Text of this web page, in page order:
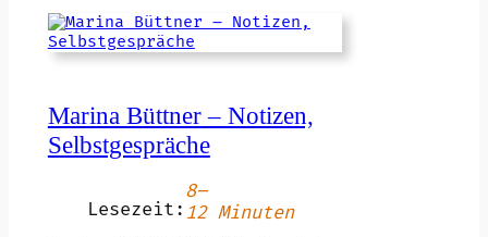
Marina Büttner – Notizen,
Selbstgespräche
Lesezeit:
8–
12 Minuten